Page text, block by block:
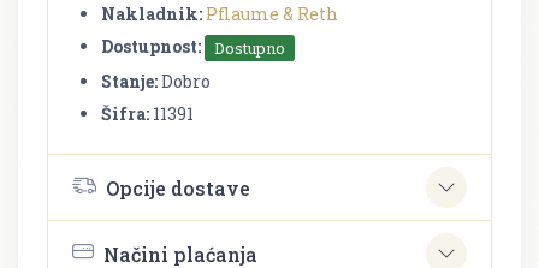
Nakladnik: Pflaume & Reth
Dostupnost:
Dostupno
Stanje:Dobro
Šifra: 11391
Opcije dostave
Načini plaćanja